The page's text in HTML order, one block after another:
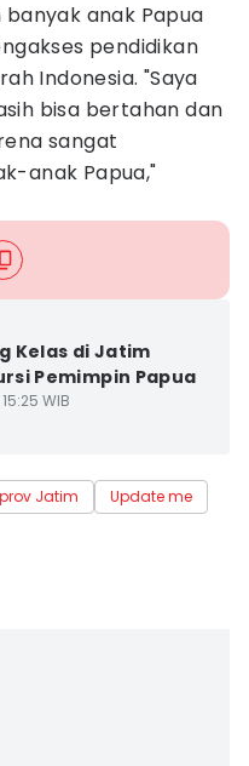
anak Papua
pendidikan
Indonesia. "Saya
bisa bertahan dan
sangat
anak Papua,"
Kelas di Jatim
Pemimpin Papua
WIB
Jatim Update me